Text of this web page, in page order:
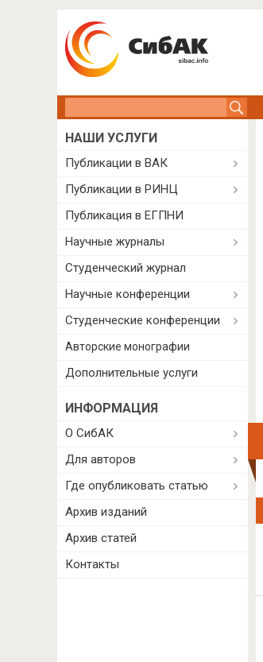
НАШИ УСЛУГИ
Публикации в ВАК
Публикации в РИНЦ
Публикация в ЕГПНИ
Научные журналы
Студенческий журнал
Научные конференции
Студенческие конференции
Авторские монографии
Дополнительные услуги
ИНФОРМАЦИЯ
О СибАК
Для авторов
Где опубликовать статью
Архив изданий
Архив статей
Контакты